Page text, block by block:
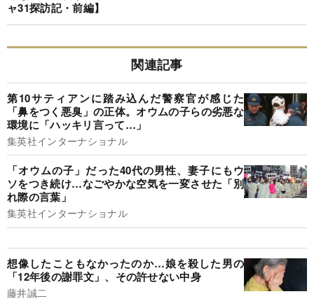
ャ31探訪記・前編】
関連記事
第10サティアンに踏み込んだ警察官が感じた
「鼻をつく悪臭」の正体。オウムの子らの劣悪な
環境に「ハッキリ言って…」
集英社インターナショナル
「オウムの子」だった40代の男性、妻子にもウ
ソをつき続け…なごやかな空気を一変させた「別
れ際の言葉」
集英社インターナショナル
想像したこともなかったのか…娘を殺した男の
「12年後の謝罪文」、その許せない中身
藤井誠二